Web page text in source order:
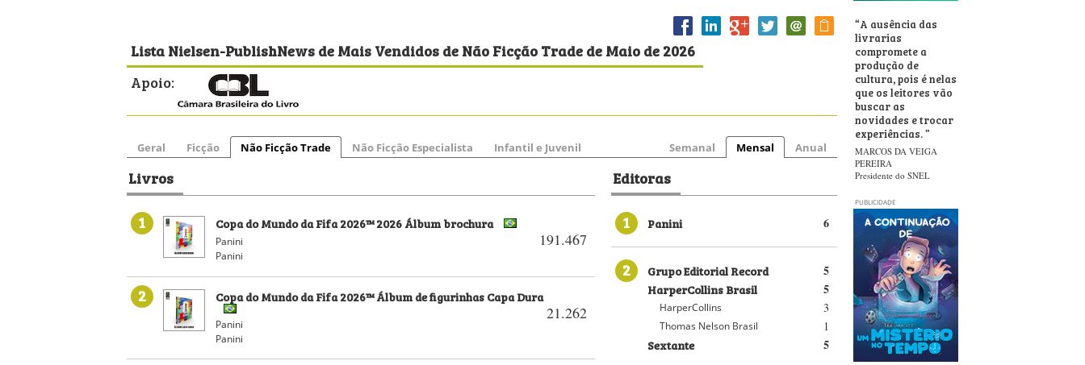
Lista Nielsen-PublishNews de Mais Vendidos de Não Ficção Trade de Maio de 2026
Apoio:
Geral Ficção Não Ficção Trade Não Ficção Especialista Infantil e Juvenil Semanal Mensal Anual
Livros
1
191.467
Copa do Mundo da Fifa 2026™ 2026 Álbum brochura
Panini
Panini
2
21.262
Copa do Mundo da Fifa 2026™ Álbum de figurinhas Capa Dura
Panini
Panini
Editoras
1
6
Panini
2 5
Grupo Editorial Record
5
HarperCollins Brasil
3
HarperCollins
1
Thomas Nelson Brasil
5
Sextante
“A ausência das
livrarias
compromete a
produção de
cultura, pois é nelas
que os leitores vão
buscar as
novidades e trocar
experiências.”
MARCOS DA VEIGA
PEREIRA
Presidente do SNEL
PUBLICIDADE